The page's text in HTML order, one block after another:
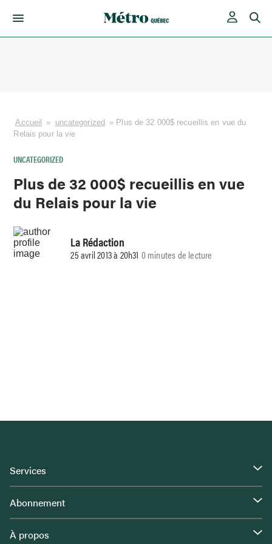
Accueil » uncategorized » Plus de 32 000$ recueillis en vue du
Relais pour la vie
UNCATEGORIZED
Plus de 32 000$ recueillis en vue
du Relais pour la vie
La Rédaction
25 avril 2013 à 20h31 0 minutes de lecture
Services
Abonnement
À propos